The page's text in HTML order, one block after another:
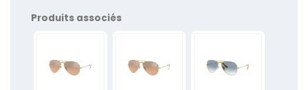
Produits associés